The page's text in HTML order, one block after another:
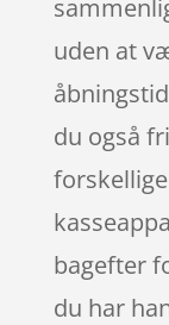
uden at
du også
bagefter
du har